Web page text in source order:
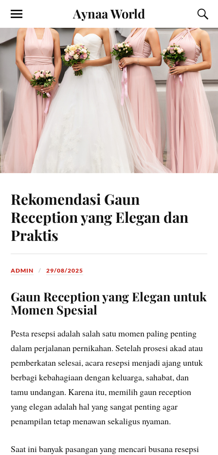
Aynaa World
Rekomendasi Gaun
Reception yang Elegan dan
Praktis
ADMIN 29/08/2025
Gaun Reception yang Elegan untuk
Momen Spesial
Pesta resepsi adalah salah satu momen paling penting
dalam perjalanan pernikahan. Setelah prosesi akad atau
pemberkatan selesai, acara resepsi menjadi ajang untuk
berbagi kebahagiaan dengan keluarga, sahabat, dan
tamu undangan. Karena itu, memilih gaun reception
yang elegan adalah hal yang sangat penting agar
penampilan tetap menawan sekaligus nyaman.
Saat ini banyak pasangan yang mencari busana resepsi